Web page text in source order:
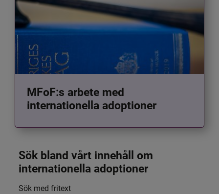
MFoF:s arbete med
internationella adoptioner
Sök bland vårt innehåll om
internationella adoptioner
Filtrera resultatet
Det här formuläret postas automatiskt
Sök med fritext